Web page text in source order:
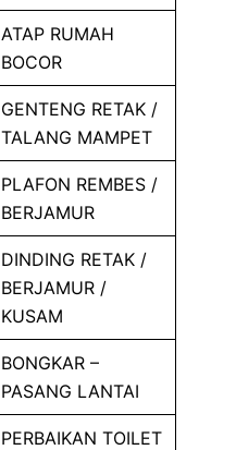
ATAP RUMAH
BOCOR
GENTENG RETAK /
TALANG MAMPET
PLAFON REMBES /
BERJAMUR
DINDING RETAK /
BERJAMUR /
KUSAM
BONGKAR –
PASANG LANTAI
PERBAIKAN TOILET